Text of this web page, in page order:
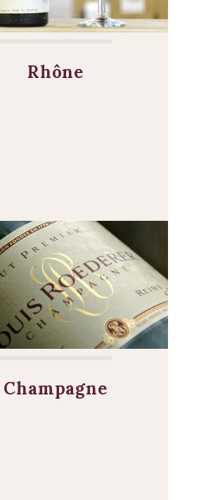
Rhône
Champagne